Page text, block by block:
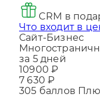
Что входит в
Сайт-Бизнес
за 5 дней
10900 ₽
7 630 ₽
305баллов
или в Сплит1